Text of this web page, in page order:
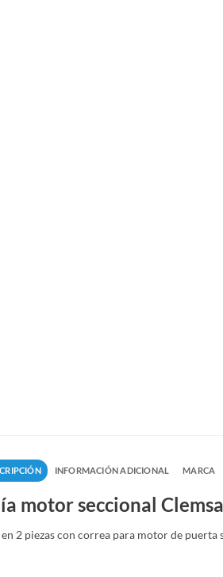
INFORMACIÓN ADICIONAL MARCA
motor seccional
2 piezas con correa para motor de